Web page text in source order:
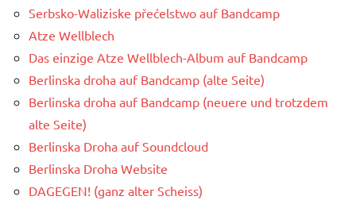
Serbsko-Waliziske přećelstwo auf Bandcamp
Atze Wellblech
Das einzige Atze Wellblech-Album auf Bandcamp
Berlinska droha auf Bandcamp (alte Seite)
Berlinska droha auf Bandcamp (neuere und trotzdem
alte Seite)
Berlinska Droha auf Soundcloud
Berlinska Droha Website
DAGEGEN! (ganz alter Scheiss)